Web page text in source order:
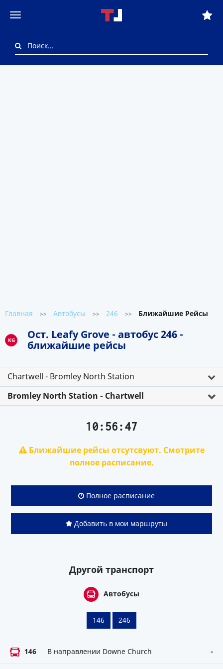
Главная >> Автобусы >> 246 >> Ближайшие Рейсы
KG
Ост. Leafy Grove - автобус 246 -
ближайшие рейсы
Chartwell - Bromley North Station
Bromley North Station - Chartwell
10:56:47
Ближайшие рейсы отсутсвуют. Смотрите
полное расписание.
Полное расписание
Добавить в мои маршруты
Другой транспорт
Автобусы
146 246
146 В направлении Downe Church -